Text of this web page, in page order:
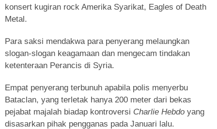
konsert kugiran rock Amerika Syarikat, Eagles of Death
Metal.
Para saksi mendakwa para penyerang melaungkan
slogan-slogan keagamaan dan mengecam tindakan
ketenteraan Perancis di Syria.
Empat penyerang terbunuh apabila polis menyerbu
Bataclan, yang terletak hanya 200 meter dari bekas
pejabat majalah biadap kontroversi Charlie Hebdo yang
disasarkan pihak pengganas pada Januari lalu.